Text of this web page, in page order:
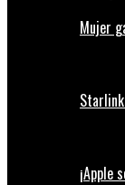
Mujer
¡Apple